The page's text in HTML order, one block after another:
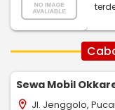
Sewa Mobil
location_on Jl. Jenggolo,